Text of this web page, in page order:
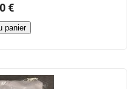
€
panier